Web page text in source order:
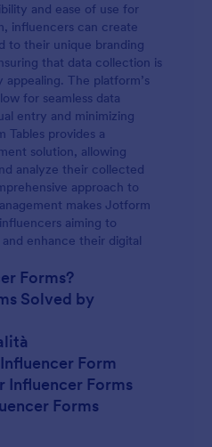
and ease of use for
influencers can create
to their unique branding
that data collection is
The platform’s
for seamless data
entry and minimizing
Tables provides a
solution, allowing
analyze their collected
approach to
makes Jotform
aiming to
enhance their digital
Forms?
Solved by
Form
Influencer Forms
Forms